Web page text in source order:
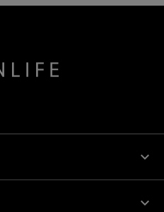

